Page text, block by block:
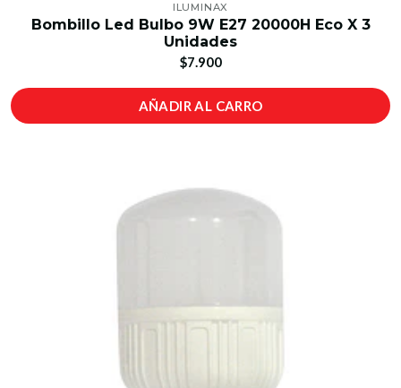
ILUMINAX
Bombillo Led Bulbo 9W E27 20000H Eco X 3
Unidades
$7.900
AÑADIR AL CARRO